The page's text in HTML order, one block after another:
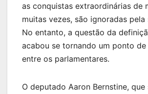
as conquistas extraordinárias de
muitas vezes, são ignoradas pela
No entanto, a questão da
acabou se tornando um ponto
entre os parlamentares.
O deputado Aaron Bernstine,